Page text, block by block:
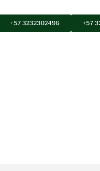
+57 3232302496 +57